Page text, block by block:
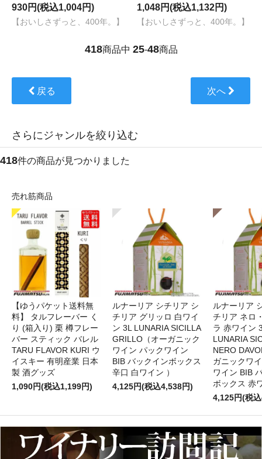
930円(税込1,004円)
【おいしさずっと、400年。】
1,048円(税込1,132円)
【おいしさずっと、400年。】
418商品中 25-48商品
戻る 次へ
さらにジャンルを絞り込む
418件の商品が見つかりました
売れ筋商品
【ゆうパケット送料無
料】 タルフレーバー く
り (箱入り) 栗 樽フレー
バー スティック バレル
TARU FLAVOR KURI ウ
イスキー 有明産業 日本
製 酒グッズ
1,090円(税込1,199円)
ルナーリア シチリア シ
チリア グリッロ 白ワイ
ン 3L LUNARIA SICILLA
GRILLO（オーガニック
ワイン パックワイン
BIB バックインボックス
辛口 白ワイン ）
4,125円(税込4,538円)
ルナーリア
チリア ネロ
ラ 赤ワイ
LUNARIA
NERO
ガニックワ
ワイン BIB
ボックス 赤
4,125円(税